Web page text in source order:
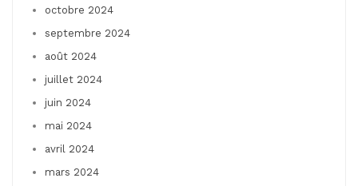
octobre 2024
septembre 2024
août 2024
juillet 2024
juin 2024
mai 2024
avril 2024
mars 2024